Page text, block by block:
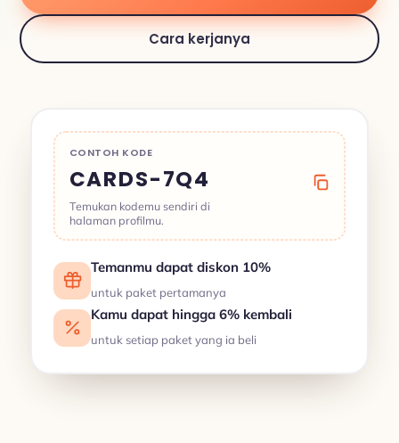
Cara kerjanya
CONTOH KODE
CARDS-7Q4
Temukan kodemu sendiri di
halaman profilmu.
Temanmu dapat diskon 10%
untuk paket pertamanya
Kamu dapat hingga 6% kembali
untuk setiap paket yang ia beli